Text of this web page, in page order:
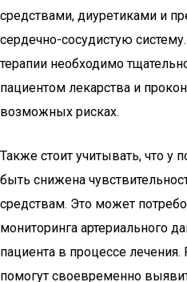
средствами, диуретиками и
сердечно-сосудистую
терапии необходимо
пациентом лекарства и
возможных рисках.
Также стоит учитывать, что
быть снижена
средствам. Это может
мониторинга артериального
пациента в процессе
помогут своевременно